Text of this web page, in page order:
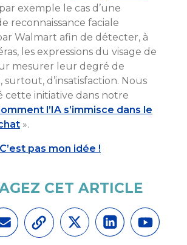
par exemple le cas d’une
reconnaissance faciale
Walmart afin de détecter, à
les expressions du visage de
mesurer leur degré de
surtout, d’insatisfaction. Nous
cette initiative dans notre
l’IA s’immisce dans le
».
C’est pas mon idée !
CET ARTICLE